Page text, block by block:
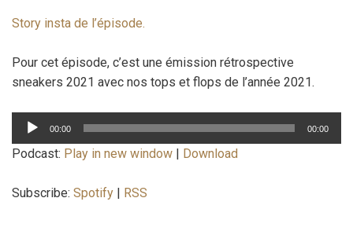
Story insta de l’épisode.
Pour cet épisode, c’est une émission rétrospective
sneakers 2021 avec nos tops et flops de l’année 2021.
Lecteur
audio
00:00 00:00
Podcast: Play in new window | Download
Subscribe: Spotify RSS